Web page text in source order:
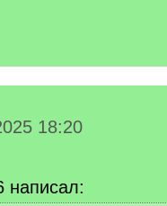
18:20
написал: